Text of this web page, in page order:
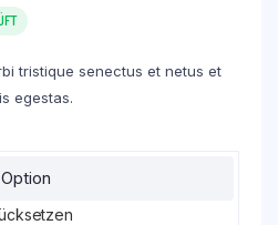
tristique senectus et netus et
egestas.